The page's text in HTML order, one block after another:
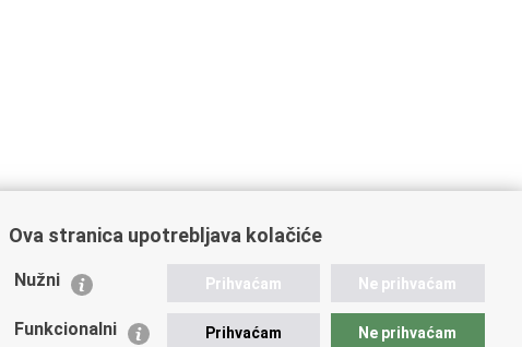
Važne poveznice
Ministarstvo unutarnjih poslova
Udruge
Ova stranica upotrebljava kolačiće
Nužni Prihvaćam Ne prihvaćam
Funkcionalni Prihvaćam Ne prihvaćam